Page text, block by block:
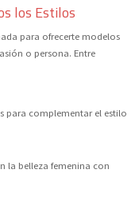
los Estilos
para ofrecerte modelos
o persona. Entre
para complementar el estilo
la belleza femenina con